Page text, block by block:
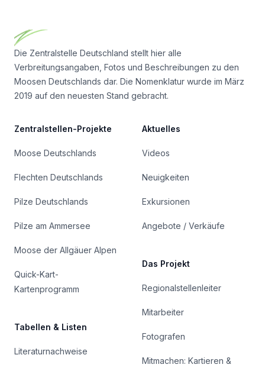
Die Zentralstelle Deutschland stellt hier alle
Verbreitungsangaben, Fotos und Beschreibungen zu den
Moosen Deutschlands dar. Die Nomenklatur wurde im März
2019 auf den neuesten Stand gebracht.
Zentralstellen-Projekte
Moose Deutschlands
Flechten Deutschlands
Pilze Deutschlands
Pilze am Ammersee
Moose der Allgäuer Alpen
Quick-Kart-
Kartenprogramm
Tabellen & Listen
Literaturnachweise
Aktuelles
Videos
Neuigkeiten
Exkursionen
Angebote / Verkäufe
Das Projekt
Regionalstellenleiter
Mitarbeiter
Fotografen
Mitmachen: Kartieren &